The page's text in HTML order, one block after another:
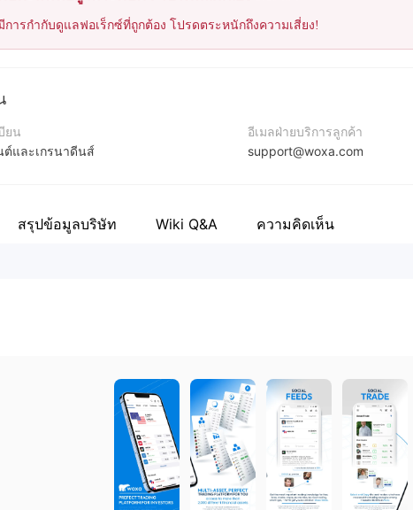
การกำกับดูแลฟอเร็กซ์ที่ถูกต้อง โปรดตระหนักถึงความเสี่ยง!
ยน
ต์และเกรนาดีนส์
อีเมลฝ่ายบริการลูกค้า
support@woxa.com
ที่อยู่บริษัท
สรุปข้อมูลบริษัท Wiki Q&A ความคิดเห็น